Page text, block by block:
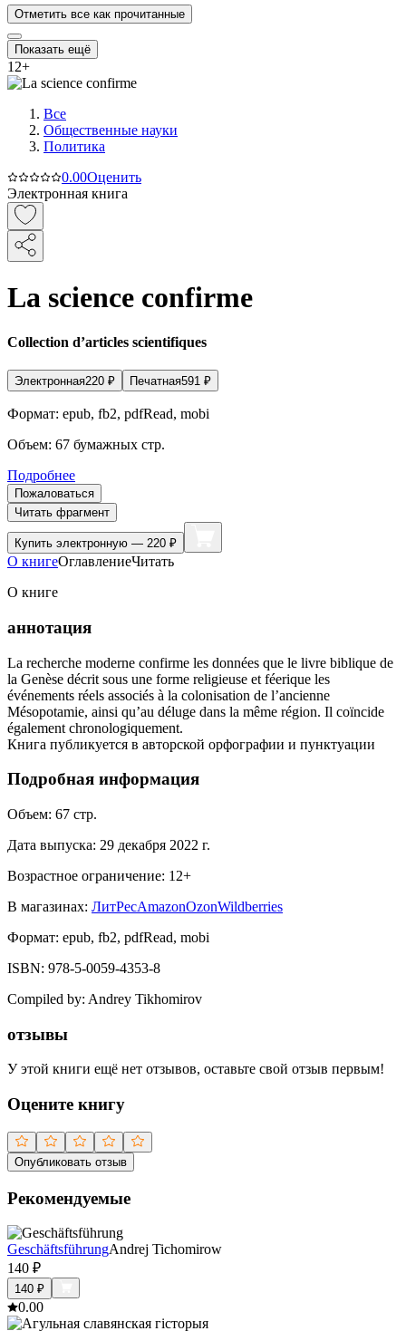
Отметить все как прочитанные
Показать ещё
12+
Все
Общественные науки
Политика
0.00Оценить
Электронная книга
La science confirme
Collection d’articles scientifiques
Электронная220 ₽ Печатная591 ₽
Формат: epub, fb2, pdfRead, mobi
Объем: 67 бумажных стр.
Подробнее
Пожаловаться
Читать фрагмент
Купить электронную — 220 ₽
О книгеОглавлениеЧитать
О книге
аннотация
La recherche moderne confirme les données que le livre biblique de
la Genèse décrit sous une forme religieuse et féerique les
événements réels associés à la colonisation de l’ancienne
Mésopotamie, ainsi qu’au déluge dans la même région. Il coïncide
également chronologiquement.
Книга публикуется в авторской орфографии и пунктуации
Подробная информация
Объем: 67 стр.
Дата выпуска: 29 декабря 2022 г.
Возрастное ограничение: 12+
В магазинах: ЛитРесAmazonOzonWildberries
Формат: epub, fb2, pdfRead, mobi
ISBN: 978-5-0059-4353-8
Compiled by: Andrey Tikhomirov
отзывы
У этой книги ещё нет отзывов, оставьте свой отзыв первым!
Оцените книгу
Опубликовать отзыв
Рекомендуемые
GeschäftsführungAndrej Tichomirow
140 ₽
140 ₽
0.00